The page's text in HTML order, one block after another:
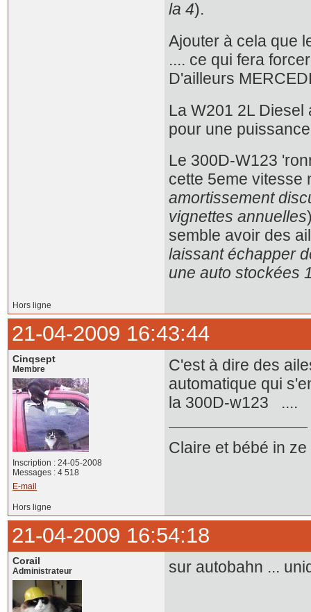
la 4).
Ajouter à cela que
.... ce qui fera
D'ailleurs
La W201 2L
pour une
Le 300D-W123
cette 5eme vitesse
amortissement
vignettes annuelles
semble avoir des
laissant échapper
une auto stockées
Hors ligne
21-04-2009 16:43:44
Cinqsept
Membre
Inscription : 24-05-2008
Messages : 4 518
E-mail
C'est à dire des
automatique qui
la 300D-w123
Claire et bébé in
Hors ligne
21-04-2009 16:54:18
Corail
Administrateur sur autobahn ...